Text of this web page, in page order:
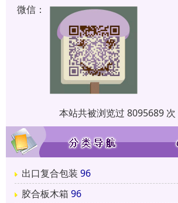
微信：
本站共被浏览过 8095689 次
出口复合包装 96
胶合板木箱 96